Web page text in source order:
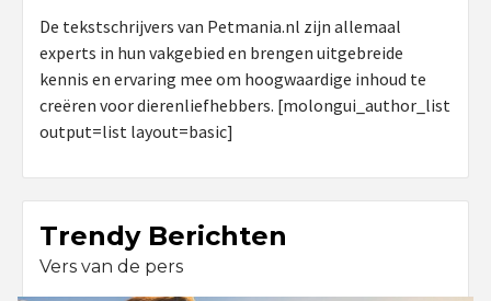
De tekstschrijvers van Petmania.nl zijn allemaal
experts in hun vakgebied en brengen uitgebreide
kennis en ervaring mee om hoogwaardige inhoud te
creëren voor dierenliefhebbers. [molongui_author_list
output=list layout=basic]
Trendy Berichten
Vers van de pers